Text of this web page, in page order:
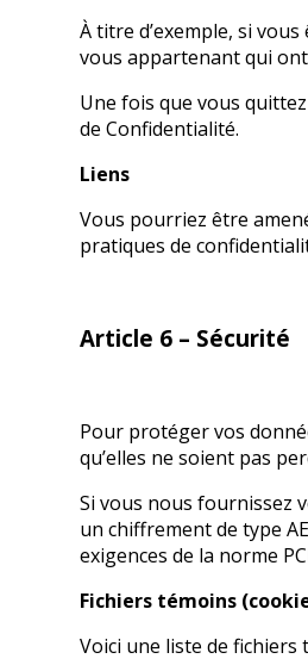
À titre d’exemple, si
vous appartenant qui
Une fois que vous
de Confidentialité.
Liens
Vous pourriez être
pratiques de
Article 6 – Sécurité
Pour protéger vos
qu’elles ne soient pas
Si vous nous fournissez
un chiffrement de type
exigences de la norme
Fichiers témoins
Voici une liste de